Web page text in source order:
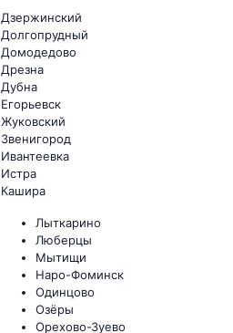
Дзержинский
Долгопрудный
Домодедово
Дрезна
Дубна
Егорьевск
Жуковский
Звенигород
Ивантеевка
Истра
Кашира
Лыткарино
Люберцы
Мытищи
Наро-Фоминск
Одинцово
Озёры
Орехово-Зуево